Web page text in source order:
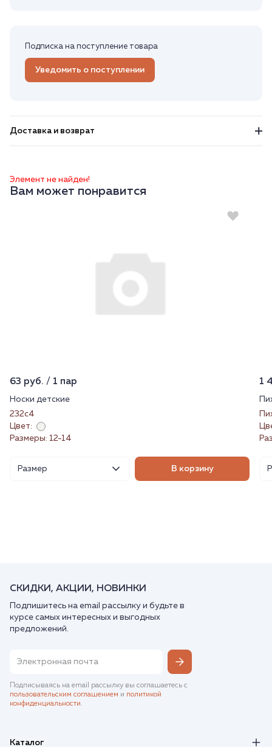
Подписка на поступление товара
Уведомить о поступлении
Доставка и возврат
Элемент не найден!
Вам может понравится
63 руб. / 1 пар
Носки детские
232с4
Цвет:
Размеры: 12-14
Размер В корзину
1
СКИДКИ, АКЦИИ, НОВИНКИ
Подпишитесь на email рассылку и будьте в
курсе самых интересных и выгодных
предложений.
Подписываясь на email рассылку вы соглашаетесь с
пользовательским соглашением и политикой
конфиденциальности.
Каталог